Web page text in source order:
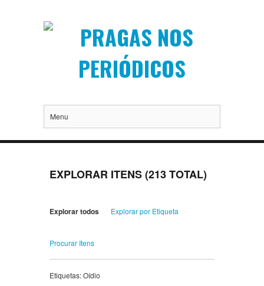
Menu
EXPLORAR ITENS (213 TOTAL)
Explorar todos Explorar por Etiqueta
Procurar Itens
Etiquetas: Oídio